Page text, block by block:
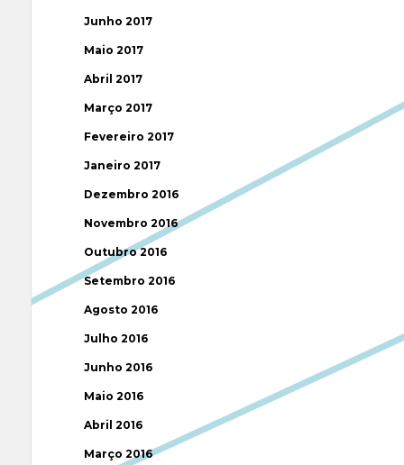
Junho 2017
Maio 2017
Abril 2017
Março 2017
Fevereiro 2017
Janeiro 2017
Dezembro 2016
Novembro 2016
Outubro 2016
Setembro 2016
Agosto 2016
Julho 2016
Junho 2016
Maio 2016
Abril 2016
Março 2016